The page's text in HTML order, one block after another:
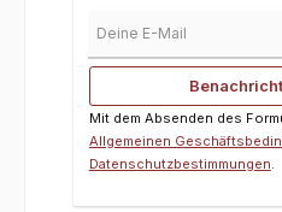
Mit dem Absenden des
Allgemeinen
Datenschutzbestimmungen.